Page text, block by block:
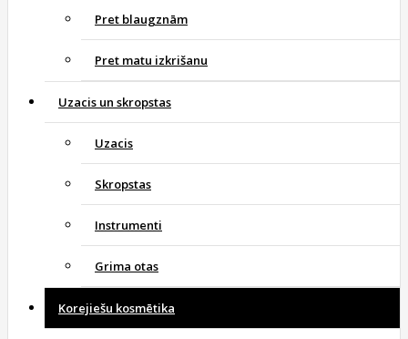
Pret blaugznām
Pret matu izkrišanu
Uzacis un skropstas
Uzacis
Skropstas
Instrumenti
Grima otas
Korejiešu kosmētika